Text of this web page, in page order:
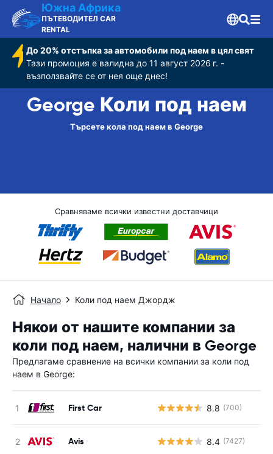
Южна Африка
ПЪТЕВОДИТЕЛ CAR
RENTAL
До 20% отстъпка за автомобили под наем в цял свят
Тази промоция е валидна до 11 август 2026 г. -
възползвайте се от нея още днес!
George Коли под наем
Търсете кола под наем в George
Сравняваме всички известни доставчици
Начало Коли под наем Джордж
Някои от нашите компании за
коли под наем, налични в George
Предлагаме сравнение на всички компании за коли под
наем в George:
First Car 8.8 (700)
Avis 8.4 (7427)